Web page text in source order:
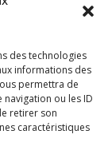
des technologies
informations des
permettra de
ou les ID
retirer son
caractéristiques